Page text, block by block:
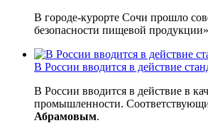
В городе-курорте Сочи прошло
безопасности пищевой
В России вводится в действие
В России вводится в действие в
промышленности.
Абрамовым.